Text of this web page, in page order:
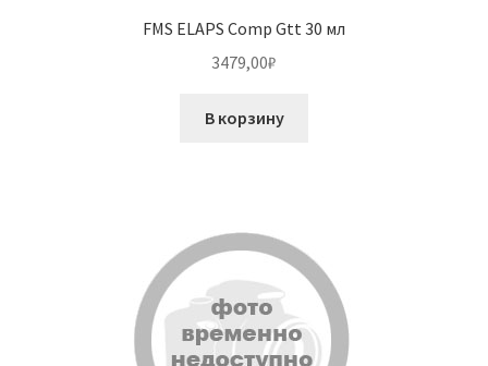
FMS ELAPS Comp Gtt 30 мл
3479,00₽
В корзину